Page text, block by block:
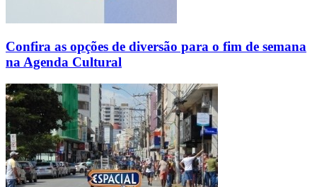
Confira as opções de diversão para o fim de semana
na Agenda Cultural